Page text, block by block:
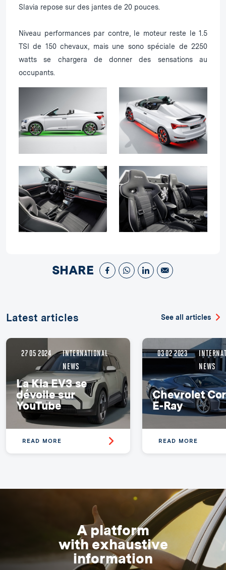
Slavia repose sur des jantes de 20 pouces.
Niveau performances par contre, le moteur reste le 1.5
TSI de 150 chevaux, mais une sono spéciale de 2250
watts se chargera de donner des sensations au
occupants.
SHARE
Latest articles See all articles
27 05 2024
INTERNATIONAL
NEWS
La Kia EV3 se
dévoile sur
YouTube
READ MORE
03 02 2023
NEWS
Chevrolet
E-Ray
READ MORE
A platform
with exhaustive
information